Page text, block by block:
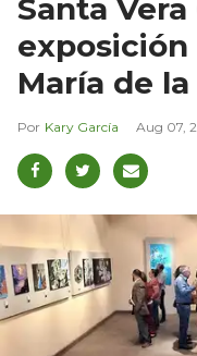
Santa
María de la
Kary García Aug 07,